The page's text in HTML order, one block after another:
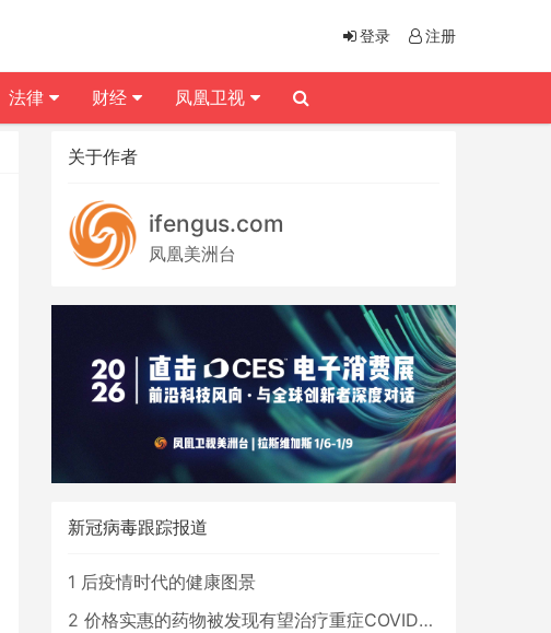
关于作者
ifengus.com
凤凰美洲台
新冠病毒跟踪报道
1 后疫情时代的健康图景
2 价格实惠的药物被发现有望治疗重症COVID患者
登录 注册
法律 财经 凤凰卫视